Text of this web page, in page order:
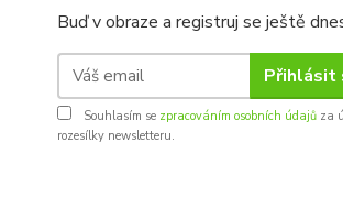
Buď v obraze a registruj se ještě
Přihlásit
Souhlasím se zpracováním osobních údajů za
rozesílky newsletteru.